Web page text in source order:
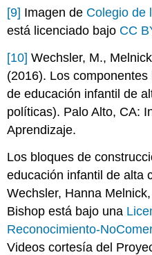
[9] Imagen de Colegio de
está licenciado bajo CC
[10] Wechsler, M.,
(2016). Los
de educación infantil de
políticas). Palo Alto, CA:
Aprendizaje.
Los bloques de
educación infantil de alta
Wechsler, Hanna
Bishop está bajo una
Reconocimiento-
Videos cortesía del